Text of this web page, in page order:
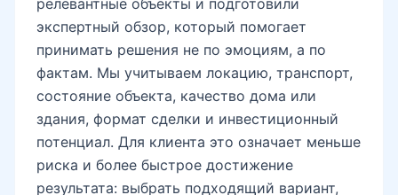
состояние объекта, качество дома или
здания, формат сделки и инвестиционный
потенциал. Для клиента это означает меньше
риска и более быстрое достижение
результата: выбрать подходящий вариант,
согласовать условия и закрыть сделку
юридически безопасно.
Стоимость зависит от формата сделки,